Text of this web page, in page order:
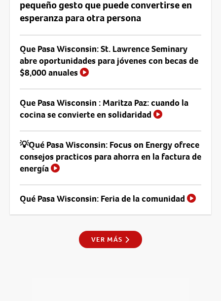
pequeño gesto que puede convertirse en
esperanza para otra persona
Que Pasa Wisconsin: St. Lawrence Seminary
abre oportunidades para jóvenes con becas de
$8,000 anuales
Que Pasa Wisconsin : Maritza Paz: cuando la
cocina se convierte en solidaridad
💡Qué Pasa Wisconsin: Focus on Energy ofrece
consejos practicos para ahorra en la factura de
energía
Qué Pasa Wisconsin: Feria de la comunidad
VER MÁS